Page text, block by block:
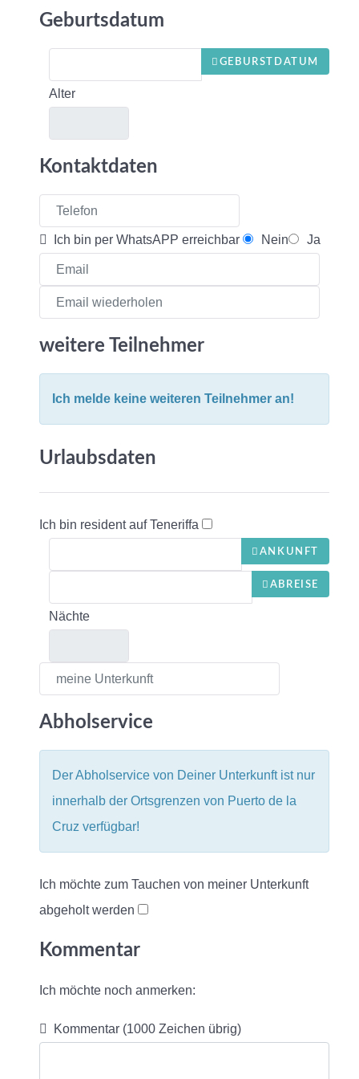
Geburtsdatum
GEBURSTDATUM
Alter
Kontaktdaten
Ich bin per WhatsAPP erreichbar Nein Ja
weitere Teilnehmer
Ich melde keine weiteren Teilnehmer an!
Urlaubsdaten
Ich bin resident auf Teneriffa
ANKUNFT
ABREISE
Nächte
Abholservice
Der Abholservice von Deiner Unterkunft ist nur
innerhalb der Ortsgrenzen von Puerto de la
Cruz verfügbar!
Ich möchte zum Tauchen von meiner Unterkunft
abgeholt werden
Kommentar
Ich möchte noch anmerken:
Kommentar (1000 Zeichen übrig)